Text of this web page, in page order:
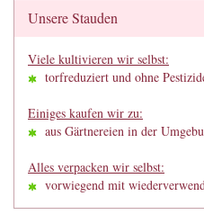
Unsere Stauden
Viele kultivieren wir selbst:
torfreduziert und ohne
Einiges kaufen wir zu:
aus Gärtnereien in der
Alles verpacken wir selbst:
vorwiegend mit